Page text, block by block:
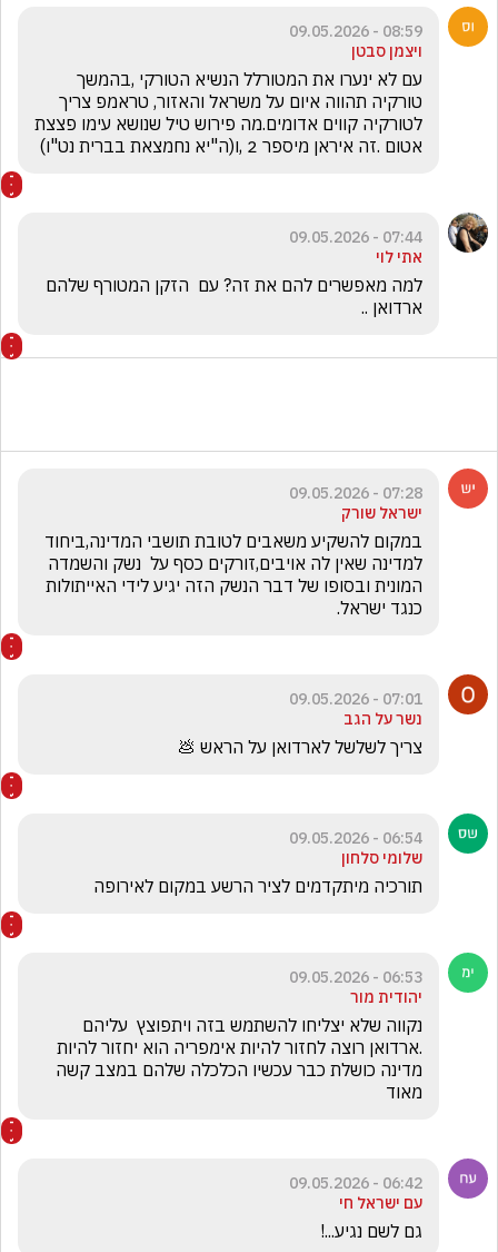
08:59 - 09.05.2026
ויצמן סבטן
אטום .זה איראן מיספר 2 ,ו(ה"יא נחמצאת בברית נט"ו)
07:44 - 09.05.2026
אתי לוי
ארדואן ..
07:28 - 09.05.2026
ישראל שורק
כנגד ישראל.
07:01 - 09.05.2026
נשר על הגב
צריך לשלשל לארדואן על הראש 💩
06:54 - 09.05.2026
שלומי סלחון
תורכיה מיתקדמים לציר הרשע במקום לאירופה
06:53 - 09.05.2026
יהודית מור
מאוד
06:42 - 09.05.2026
עם ישראל חי
גם לשם נגיע...!